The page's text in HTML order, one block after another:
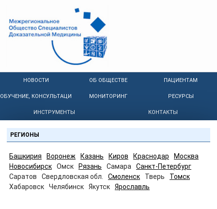
НОВОСТИ ОБ ОБЩЕСТВЕ ПАЦИЕНТАМ
ОБУЧЕНИЕ, КОНСУЛЬТАЦИИ МОНИТОРИНГ РЕСУРСЫ
ИНСТРУМЕНТЫ КОНТАКТЫ
РЕГИОНЫ
Башкирия Воронеж Казань Киров Краснодар
Москва
Новосибирск
Омск Рязань Самара
Санкт-Петербург
Саратов
Свердловская обл. Смоленск Тверь
Томск
Хабаровск
Челябинск Якутск Ярославль